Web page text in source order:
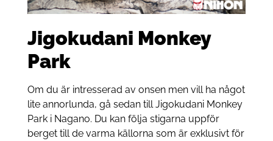
Jigokudani Monkey
Park
Om du är intresserad av onsen men vill ha något
lite annorlunda, gå sedan till Jigokudani Monkey
Park i Nagano. Du kan följa stigarna uppför
berget till de varma källorna som är exklusivt för